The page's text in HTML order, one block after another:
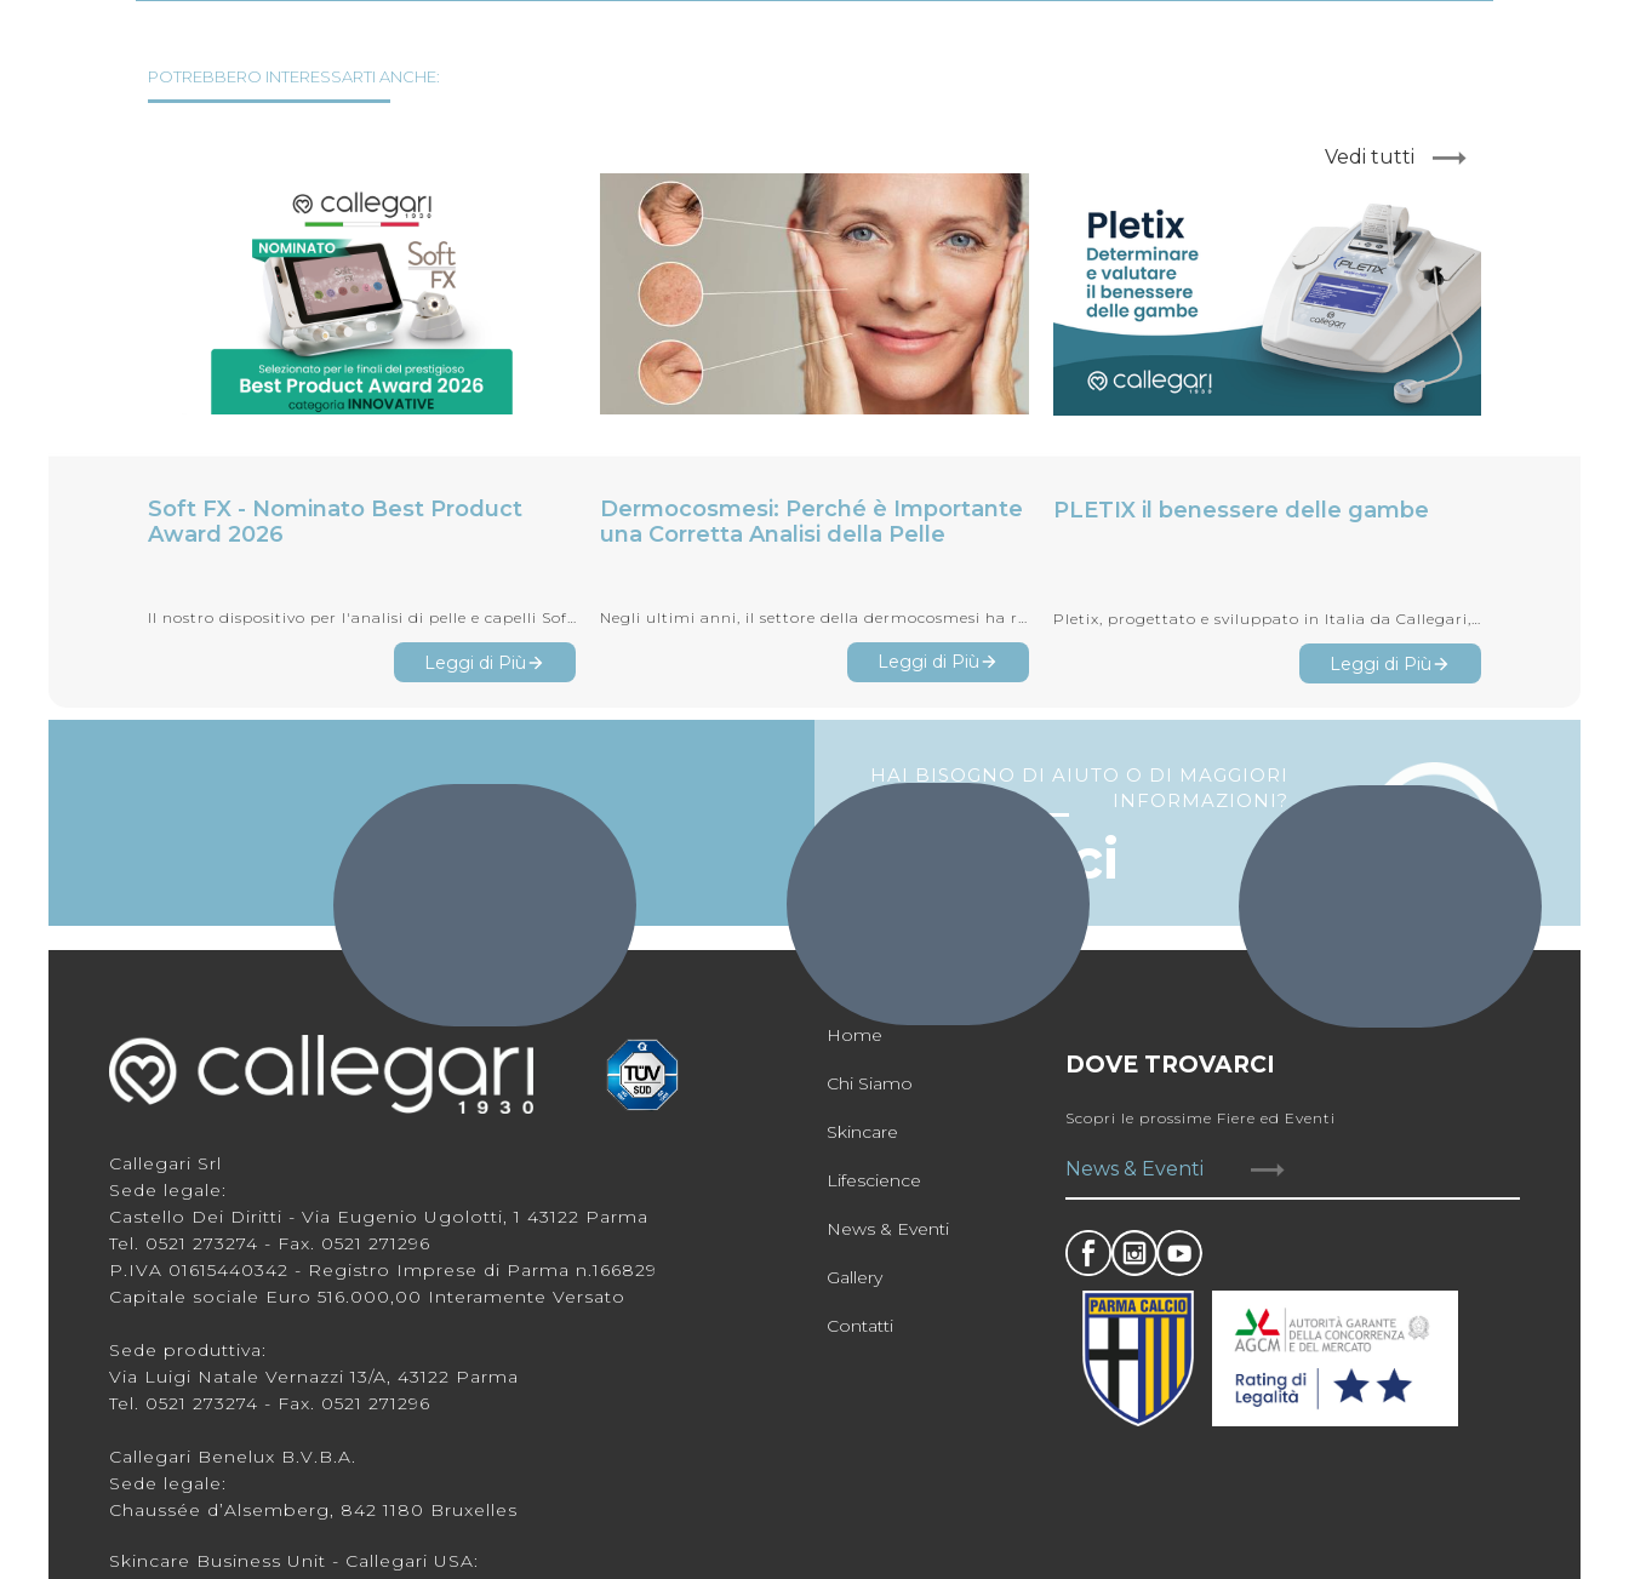
POTREBBERO INTERESSARTI ANCHE:
Vedi tutti
Soft FX - Nominato Best Product
Award 2026
Il nostro dispositivo per l'analisi di pelle e capelli SoftFX è stato selezionato per le finali del prestigioso Best Product Award 2026
Leggi di Più
Dermocosmesi: Perché è Importante
una Corretta Analisi della Pelle
Leggi di Più
PLETIX il benessere delle gambe
Pletix, progettato e sviluppato in Italia da Callegari, ti consente di intercettare questa domanda con una valu...
Leggi di Più
HAI BISOGNO DI AIUTO O DI MAGGIORI
INFORMAZIONI?
Contattaci
Callegari Srl
Sede legale:
Castello Dei Diritti - Via Eugenio Ugolotti, 1 43122 Parma
Tel. 0521 273274 - Fax. 0521 271296
P.IVA 01615440342 - Registro Imprese di Parma n.166829
Capitale sociale Euro 516.000,00 Interamente Versato
Sede produttiva:
Via Luigi Natale Vernazzi 13/A, 43122 Parma
Tel. 0521 273274 - Fax. 0521 271296
Callegari Benelux B.V.B.A.
Sede legale:
Chaussée d’Alsemberg, 842 1180 Bruxelles
Skincare Business Unit - Callegari USA:
Home
Chi Siamo
Skincare
Lifescience
News & Eventi
Gallery
Contatti
DOVE TROVARCI
Scopri le prossime Fiere ed Eventi
News & Eventi